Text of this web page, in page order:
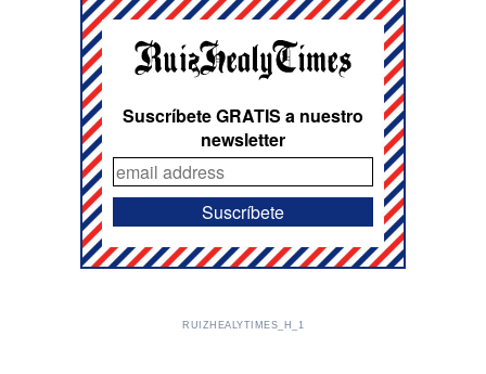
Suscríbete GRATIS a nuestro
newsletter
RUIZHEALYTIMES_H_1